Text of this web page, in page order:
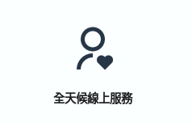
全天候線上服務